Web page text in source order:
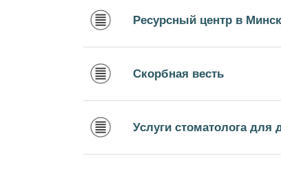
Ресурсный центр в
Скорбная весть
Услуги стоматолога для